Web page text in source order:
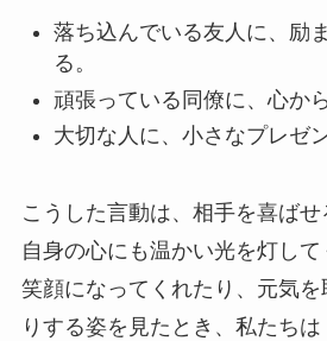
落ち込んでいる友人に、励
る。
頑張っている同僚に、心か
大切な人に、小さなプレゼ
こうした言動は、相手を喜ば
自身の心にも温かい光を灯し
笑顔になってくれたり、元気
りする姿を見たとき、私たちは